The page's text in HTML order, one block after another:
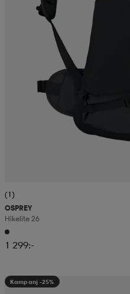
(1)
OSPREY
Hikelite 26
1 299:-
Kampanj -25%